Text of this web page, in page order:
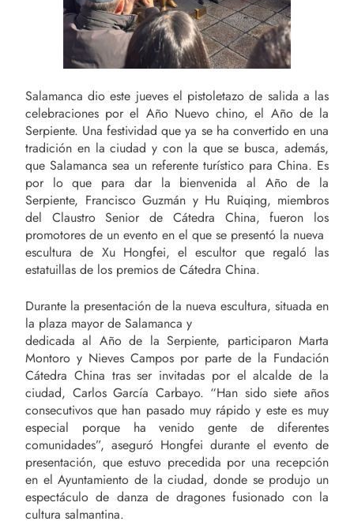
Salamanca dio este jueves el pistoletazo de salida a las
celebraciones por el Año Nuevo chino, el Año de la
Serpiente. Una festividad que ya se ha convertido en una
tradición en la ciudad y con la que se busca, además,
que Salamanca sea un referente turístico para China. Es
por lo que para dar la bienvenida al Año de la
Serpiente, Francisco Guzmán y Hu Ruiqing, miembros
del Claustro Senior de Cátedra China, fueron los
promotores de un evento en el que se presentó la nueva
escultura de Xu Hongfei, el escultor que regaló las
estatuillas de los premios de Cátedra China.
Durante la presentación de la nueva escultura, situada en
la plaza mayor de Salamanca y
dedicada al Año de la Serpiente, participaron Marta
Montoro y Nieves Campos por parte de la Fundación
Cátedra China tras ser invitadas por el alcalde de la
ciudad, Carlos García Carbayo. “Han sido siete años
consecutivos que han pasado muy rápido y este es muy
especial porque ha venido gente de diferentes
comunidades”, aseguró Hongfei durante el evento de
presentación, que estuvo precedida por una recepción
en el Ayuntamiento de la ciudad, donde se produjo un
espectáculo de danza de dragones fusionado con la
cultura salmantina.